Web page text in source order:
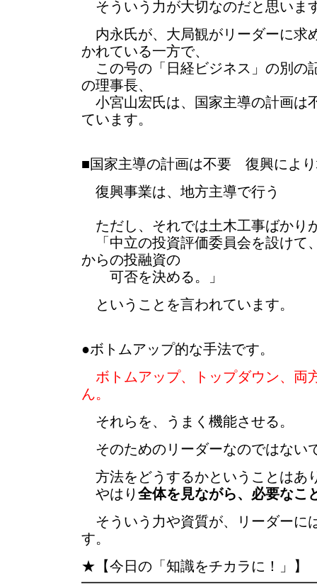
そういう力が大切なのだと思いま
内永氏が、大局観がリーダーに求
かれている一方で、
この号の「日経ビジネス」の別の
の理事長、
小宮山宏氏は、国家主導の計画は
ています。
■国家主導の計画は不要 復興によ
復興事業は、地方主導で行う
ただし、それでは土木工事ばかり
「中立の投資評価委員会を設けて
からの投融資の
可否を決める。」
ということを言われています。
●ボトムアップ的な手法です。
ボトムアップ、トップダウン、両
ん。
それらを、うまく機能させる。
そのためのリーダーなのではない
方法をどうするかということはあ
やはり 全体を見ながら、必要なこ
そういう力や資質が、リーダーに
す。
★【今日の「知識をチカラに！」】